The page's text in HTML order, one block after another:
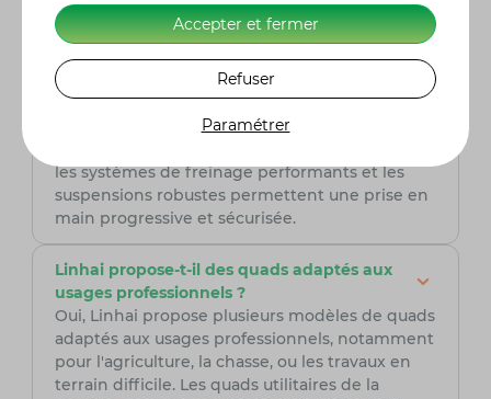
Oui, les quads Linhai sont adaptés aux
débutants, surtout grâce à leur maniabilité et à
leur design ergonomique. Les modèles
d'entrée de gamme offrent une puissance
modérée et une conduite facile, idéale pour
ceux qui découvrent l'univers des quads. De
les systèmes de freinage performants et les
suspensions robustes permettent une prise en
main progressive et sécurisée.
Linhai propose-t-il des quads adaptés aux
usages professionnels ?
Oui, Linhai propose plusieurs modèles de quads
adaptés aux usages professionnels, notamment
pour l'agriculture, la chasse, ou les travaux en
terrain difficile. Les quads utilitaires de la
Accepter et fermer
Refuser
Paramétrer